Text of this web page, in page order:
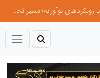
از کشف استعدادهای ناب تا پرورش آن‌ها با رویکردهای نوآورانه؛ مسیر تحول‌آفرین شنای ایران در سطح جهانی